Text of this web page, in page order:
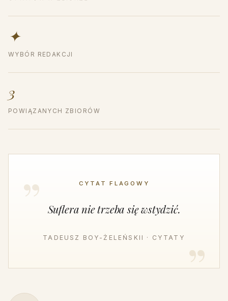
✦
WYBÓR REDAKCJI
3
POWIĄZANYCH ZBIORÓW
CYTAT FLAGOWY
Suflera nie trzeba się wstydzić.
TADEUSZ BOY-ŻELEŃSKII · CYTATY